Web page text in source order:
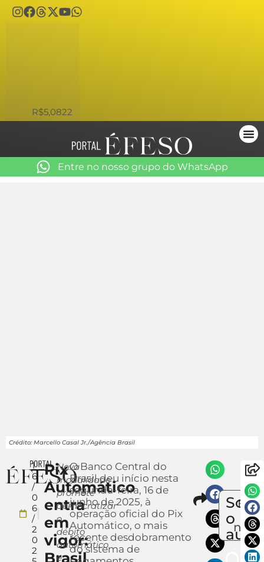
R$5,0822
Entre no nosso grupo do WhatsApp
Crédito: Marcello Casal Jr./Agência Brasil
1
6
/
0
6
/
2
0
2
Pix
Automático
entra
em
vigor:
Brasil
Nova
modalidade
promete
democratizar
o
débito
automático
e
O Banco Central do
Brasil deu início nesta
segunda-feira, 16 de
junho de 2025, à
operação oficial do Pix
Automático, o mais
recente desdobramento
do sistema de
o